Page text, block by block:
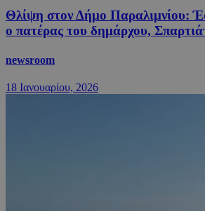
Θλίψη στον Δήμο Παραλιμνίου:
ο πατέρας του δημάρχου,
newsroom
18 Ιανουαρίου, 2026